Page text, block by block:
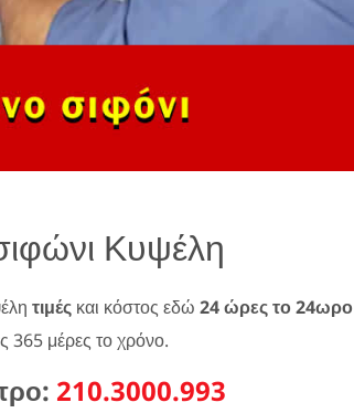
Κυψέλη
τιμές και κόστος εδώ 24 ώρες το 24ωρο
365 μέρες το χρόνο.
210.3000.993